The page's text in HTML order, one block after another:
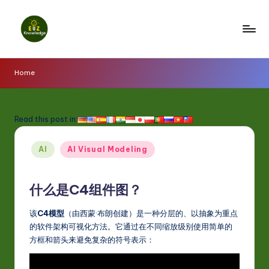
z
K
o
w
e
d
Home
Read this post in:
Posted
in
AI AI Visual Modeling
什么是C4组件图？
该C4模型 （由西蒙·布朗创建）是一种分层的、以抽象为重点
的软件架构可视化方法。它通过在不同缩放级别使用简单的
方框和箭头来避免复杂的符号表示：